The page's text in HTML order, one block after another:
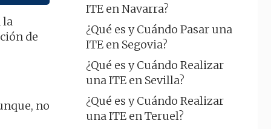
la
de
no
ITE en Navarra?
¿Qué es y Cuándo Pasar una
ITE en Segovia?
¿Qué es y Cuándo Realizar
una ITE en Sevilla?
¿Qué es y Cuándo Realizar
una ITE en Teruel?